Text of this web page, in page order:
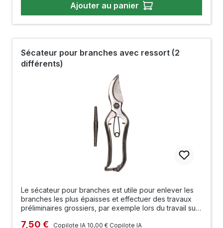
Ajouter au panier
Sécateur pour branches avec ressort (2
différents)
Le sécateur pour branches est utile pour enlever les
branches les plus épaisses et effectuer des travaux
préliminaires grossiers, par exemple lors du travail sur
épaisses (jusqu'à un maximum de 10 mm) sur les
Prix de vente :
7,50 € Copilote IA Prix régulier :
10,00 € Copilote IA